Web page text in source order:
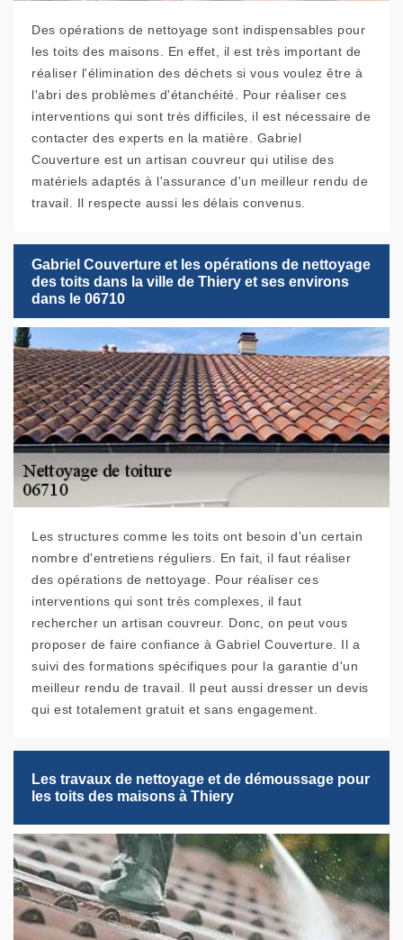
Des opérations de nettoyage sont indispensables pour
les toits des maisons. En effet, il est très important de
réaliser l'élimination des déchets si vous voulez être à
l'abri des problèmes d'étanchéité. Pour réaliser ces
interventions qui sont très difficiles, il est nécessaire de
contacter des experts en la matière. Gabriel
Couverture est un artisan couvreur qui utilise des
matériels adaptés à l'assurance d'un meilleur rendu de
travail. Il respecte aussi les délais convenus.
Gabriel Couverture et les opérations de nettoyage
des toits dans la ville de Thiery et ses environs
dans le 06710
Les structures comme les toits ont besoin d'un certain
nombre d'entretiens réguliers. En fait, il faut réaliser
des opérations de nettoyage. Pour réaliser ces
interventions qui sont très complexes, il faut
rechercher un artisan couvreur. Donc, on peut vous
proposer de faire confiance à Gabriel Couverture. Il a
suivi des formations spécifiques pour la garantie d'un
meilleur rendu de travail. Il peut aussi dresser un devis
qui est totalement gratuit et sans engagement.
Les travaux de nettoyage et de démoussage pour
les toits des maisons à Thiery